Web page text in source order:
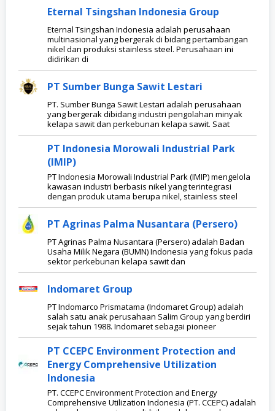
Eternal Tsingshan Indonesia Group
Eternal Tsingshan Indonesia adalah perusahaan
multinasional yang bergerak di bidang pertambangan
nikel dan produksi stainless steel. Perusahaan ini
didirikan di
PT Sumber Bunga Sawit Lestari
PT. Sumber Bunga Sawit Lestari adalah perusahaan
yang bergerak dibidang industri pengolahan minyak
kelapa sawit dan perkebunan kelapa sawit. Saat
PT Indonesia Morowali Industrial Park
(IMIP)
PT Indonesia Morowali Industrial Park (IMIP) mengelola
kawasan industri berbasis nikel yang terintegrasi
dengan produk utama berupa nikel, stainless steel
PT Agrinas Palma Nusantara (Persero)
PT Agrinas Palma Nusantara (Persero) adalah Badan
Usaha Milik Negara (BUMN) Indonesia yang fokus pada
sektor perkebunan kelapa sawit dan
Indomaret Group
PT Indomarco Prismatama (Indomaret Group) adalah
salah satu anak perusahaan Salim Group yang berdiri
sejak tahun 1988. Indomaret sebagai pioneer
PT CCEPC Environment Protection and
Energy Comprehensive Utilization
Indonesia
PT. CCEPC Environment Protection and Energy
Comprehensive Utilization Indonesia (PT. CCEPC) adalah